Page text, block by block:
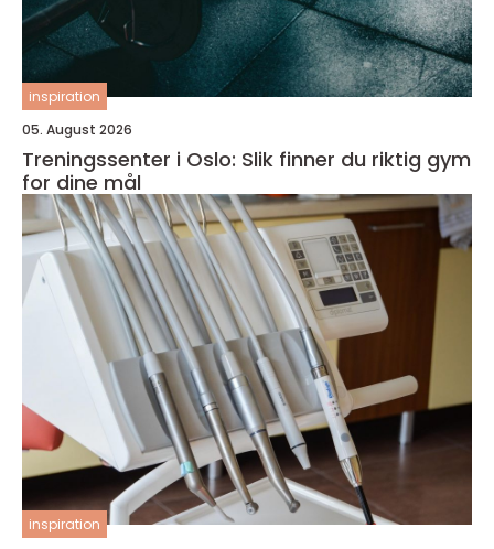
inspiration
05. August 2026
Treningssenter i Oslo: Slik finner du riktig gym
for dine mål
inspiration